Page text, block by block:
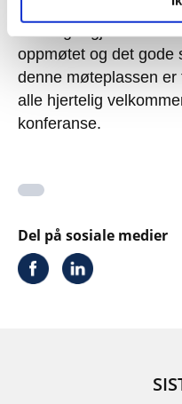
deltakere som bidro
oppmøtet og det gode
denne møteplassen
alle hjertelig
konferanse.
Del på sosiale medier